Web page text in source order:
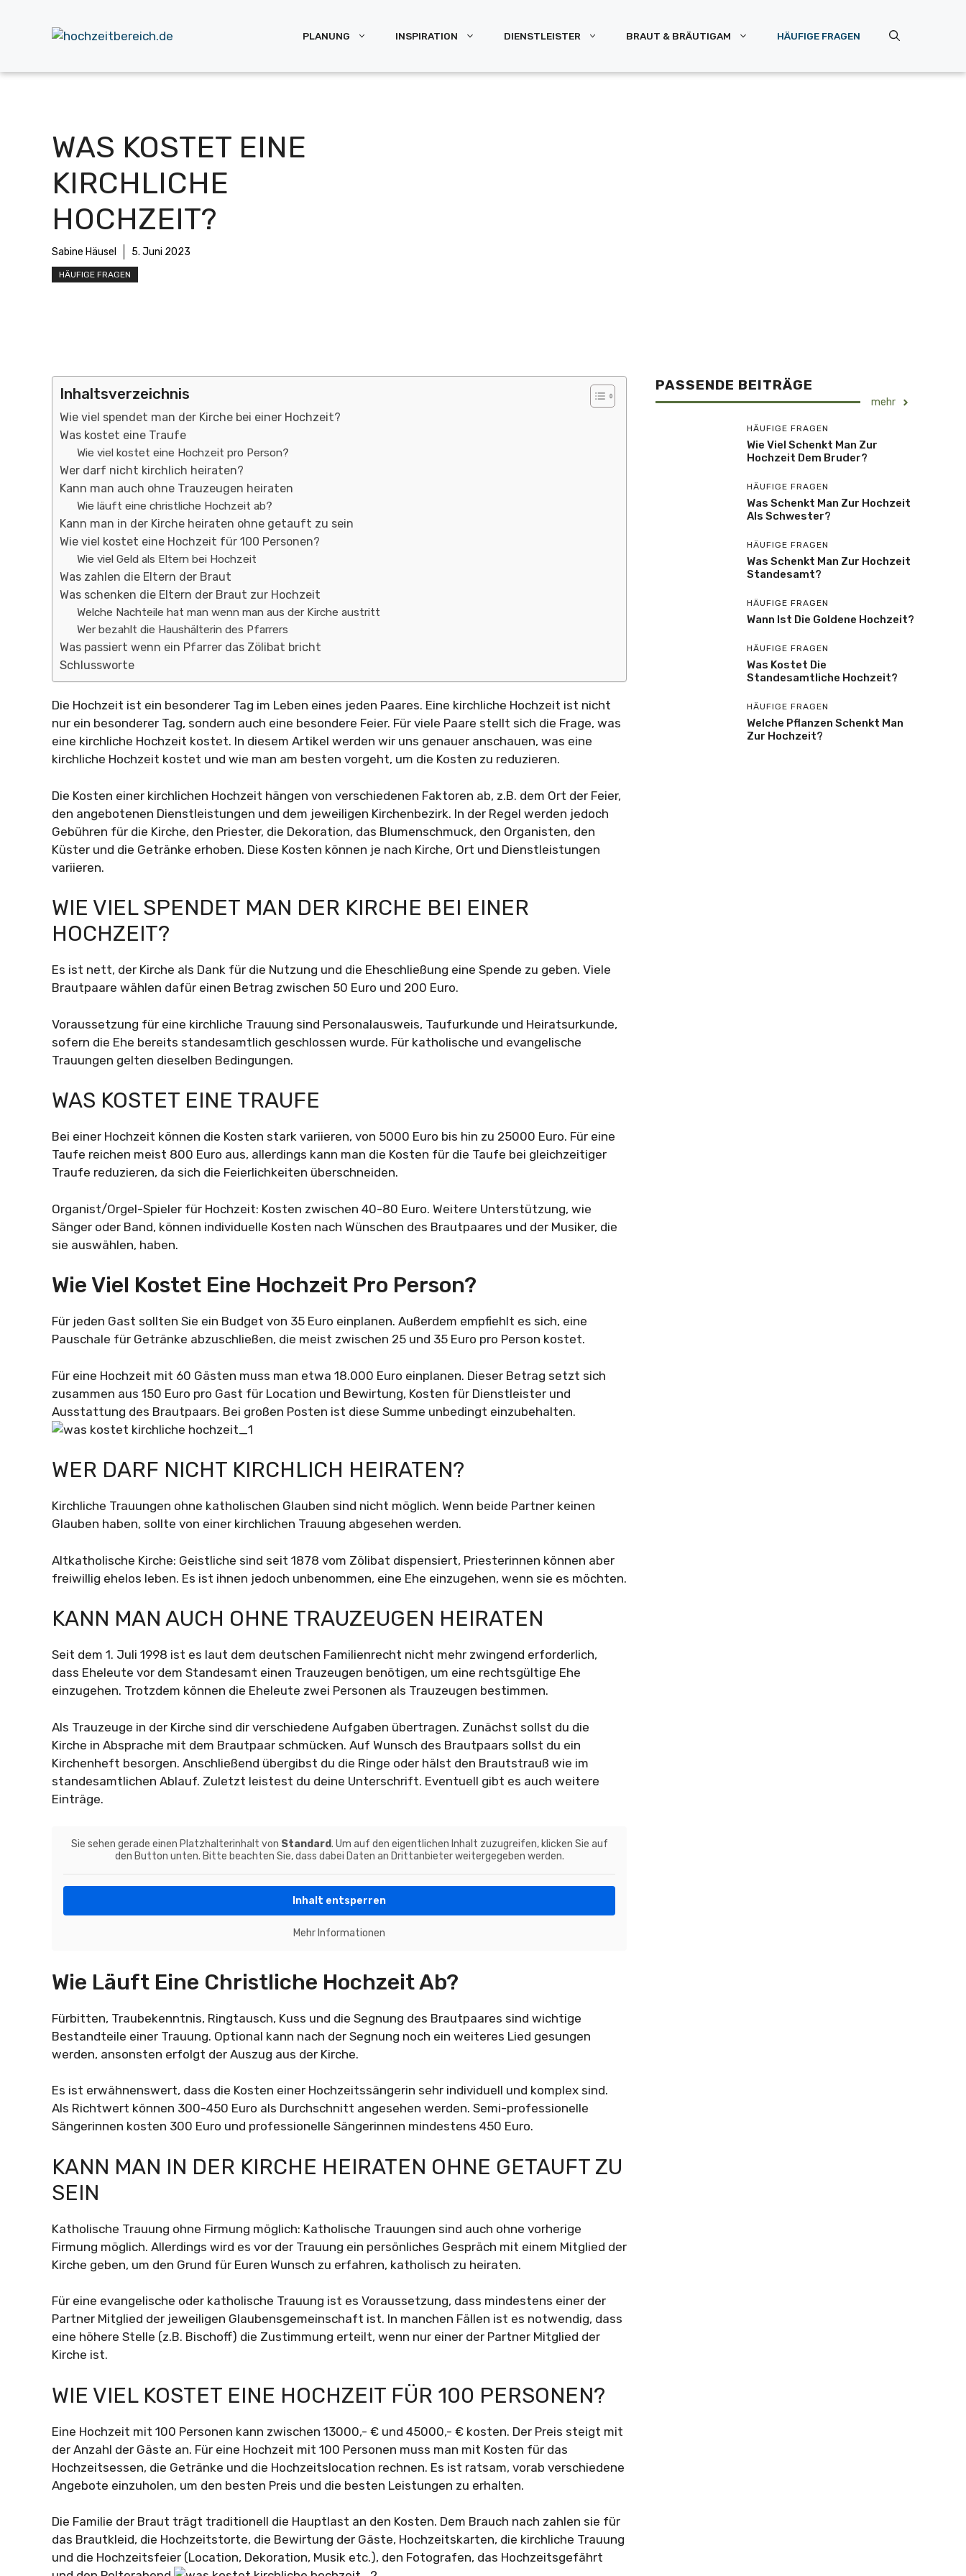
PLANUNG INSPIRATION DIENSTLEISTER BRAUT & BRÄUTIGAM HÄUFIGE FRAGEN
WAS KOSTET EINE
KIRCHLICHE
HOCHZEIT?
Sabine Häusel 5. Juni 2023
HÄUFIGE FRAGEN
Inhaltsverzeichnis
Wie viel spendet man der Kirche bei einer Hochzeit?
Was kostet eine Traufe
Wie viel kostet eine Hochzeit pro Person?
Wer darf nicht kirchlich heiraten?
Kann man auch ohne Trauzeugen heiraten
Wie läuft eine christliche Hochzeit ab?
Kann man in der Kirche heiraten ohne getauft zu sein
Wie viel kostet eine Hochzeit für 100 Personen?
Wie viel Geld als Eltern bei Hochzeit
Was zahlen die Eltern der Braut
Was schenken die Eltern der Braut zur Hochzeit
Welche Nachteile hat man wenn man aus der Kirche austritt
Wer bezahlt die Haushälterin des Pfarrers
Was passiert wenn ein Pfarrer das Zölibat bricht
Schlussworte
Die Hochzeit ist ein besonderer Tag im Leben eines jeden Paares. Eine kirchliche Hochzeit ist nicht
nur ein besonderer Tag, sondern auch eine besondere Feier. Für viele Paare stellt sich die Frage, was
eine kirchliche Hochzeit kostet. In diesem Artikel werden wir uns genauer anschauen, was eine
kirchliche Hochzeit kostet und wie man am besten vorgeht, um die Kosten zu reduzieren.
Die Kosten einer kirchlichen Hochzeit hängen von verschiedenen Faktoren ab, z.B. dem Ort der Feier,
den angebotenen Dienstleistungen und dem jeweiligen Kirchenbezirk. In der Regel werden jedoch
Gebühren für die Kirche, den Priester, die Dekoration, das Blumenschmuck, den Organisten, den
Küster und die Getränke erhoben. Diese Kosten können je nach Kirche, Ort und Dienstleistungen
variieren.
WIE VIEL SPENDET MAN DER KIRCHE BEI EINER
HOCHZEIT?
Es ist nett, der Kirche als Dank für die Nutzung und die Eheschließung eine Spende zu geben. Viele
Brautpaare wählen dafür einen Betrag zwischen 50 Euro und 200 Euro.
Voraussetzung für eine kirchliche Trauung sind Personalausweis, Taufurkunde und Heiratsurkunde,
sofern die Ehe bereits standesamtlich geschlossen wurde. Für katholische und evangelische
Trauungen gelten dieselben Bedingungen.
WAS KOSTET EINE TRAUFE
Bei einer Hochzeit können die Kosten stark variieren, von 5000 Euro bis hin zu 25000 Euro. Für eine
Taufe reichen meist 800 Euro aus, allerdings kann man die Kosten für die Taufe bei gleichzeitiger
Traufe reduzieren, da sich die Feierlichkeiten überschneiden.
Organist/Orgel-Spieler für Hochzeit: Kosten zwischen 40-80 Euro. Weitere Unterstützung, wie
Sänger oder Band, können individuelle Kosten nach Wünschen des Brautpaares und der Musiker, die
sie auswählen, haben.
Wie Viel Kostet Eine Hochzeit Pro Person?
Für jeden Gast sollten Sie ein Budget von 35 Euro einplanen. Außerdem empfiehlt es sich, eine
Pauschale für Getränke abzuschließen, die meist zwischen 25 und 35 Euro pro Person kostet.
Für eine Hochzeit mit 60 Gästen muss man etwa 18.000 Euro einplanen. Dieser Betrag setzt sich
zusammen aus 150 Euro pro Gast für Location und Bewirtung, Kosten für Dienstleister und
Ausstattung des Brautpaars. Bei großen Posten ist diese Summe unbedingt einzubehalten.
WER DARF NICHT KIRCHLICH HEIRATEN?
Kirchliche Trauungen ohne katholischen Glauben sind nicht möglich. Wenn beide Partner keinen
Glauben haben, sollte von einer kirchlichen Trauung abgesehen werden.
Altkatholische Kirche: Geistliche sind seit 1878 vom Zölibat dispensiert, Priesterinnen können aber
freiwillig ehelos leben. Es ist ihnen jedoch unbenommen, eine Ehe einzugehen, wenn sie es möchten.
KANN MAN AUCH OHNE TRAUZEUGEN HEIRATEN
Seit dem 1. Juli 1998 ist es laut dem deutschen Familienrecht nicht mehr zwingend erforderlich,
dass Eheleute vor dem Standesamt einen Trauzeugen benötigen, um eine rechtsgültige Ehe
einzugehen. Trotzdem können die Eheleute zwei Personen als Trauzeugen bestimmen.
Als Trauzeuge in der Kirche sind dir verschiedene Aufgaben übertragen. Zunächst sollst du die
Kirche in Absprache mit dem Brautpaar schmücken. Auf Wunsch des Brautpaars sollst du ein
Kirchenheft besorgen. Anschließend übergibst du die Ringe oder hälst den Brautstrauß wie im
standesamtlichen Ablauf. Zuletzt leistest du deine Unterschrift. Eventuell gibt es auch weitere
Einträge.
Sie sehen gerade einen Platzhalterinhalt von Standard. Um auf den eigentlichen Inhalt zuzugreifen, klicken Sie auf
den Button unten. Bitte beachten Sie, dass dabei Daten an Drittanbieter weitergegeben werden.
Inhalt entsperren
Mehr Informationen
Wie Läuft Eine Christliche Hochzeit Ab?
Fürbitten, Traubekenntnis, Ringtausch, Kuss und die Segnung des Brautpaares sind wichtige
Bestandteile einer Trauung. Optional kann nach der Segnung noch ein weiteres Lied gesungen
werden, ansonsten erfolgt der Auszug aus der Kirche.
Es ist erwähnenswert, dass die Kosten einer Hochzeitssängerin sehr individuell und komplex sind.
Als Richtwert können 300-450 Euro als Durchschnitt angesehen werden. Semi-professionelle
Sängerinnen kosten 300 Euro und professionelle Sängerinnen mindestens 450 Euro.
KANN MAN IN DER KIRCHE HEIRATEN OHNE GETAUFT ZU
SEIN
Katholische Trauung ohne Firmung möglich: Katholische Trauungen sind auch ohne vorherige
Firmung möglich. Allerdings wird es vor der Trauung ein persönliches Gespräch mit einem Mitglied der
Kirche geben, um den Grund für Euren Wunsch zu erfahren, katholisch zu heiraten.
Für eine evangelische oder katholische Trauung ist es Voraussetzung, dass mindestens einer der
Partner Mitglied der jeweiligen Glaubensgemeinschaft ist. In manchen Fällen ist es notwendig, dass
eine höhere Stelle (z.B. Bischoff) die Zustimmung erteilt, wenn nur einer der Partner Mitglied der
Kirche ist.
WIE VIEL KOSTET EINE HOCHZEIT FÜR 100 PERSONEN?
Eine Hochzeit mit 100 Personen kann zwischen 13000,- € und 45000,- € kosten. Der Preis steigt mit
der Anzahl der Gäste an. Für eine Hochzeit mit 100 Personen muss man mit Kosten für das
Hochzeitsessen, die Getränke und die Hochzeitslocation rechnen. Es ist ratsam, vorab verschiedene
Angebote einzuholen, um den besten Preis und die besten Leistungen zu erhalten.
Die Familie der Braut trägt traditionell die Hauptlast an den Kosten. Dem Brauch nach zahlen sie für
das Brautkleid, die Hochzeitstorte, die Bewirtung der Gäste, Hochzeitskarten, die kirchliche Trauung
und die Hochzeitsfeier (Location, Dekoration, Musik etc.), den Fotografen, das Hochzeitsgefährt
PASSENDE BEITRÄGE
mehr
HÄUFIGE FRAGEN
Wie Viel Schenkt Man Zur
Hochzeit Dem Bruder?
HÄUFIGE FRAGEN
Was Schenkt Man Zur Hochzeit
Als Schwester?
HÄUFIGE FRAGEN
Was Schenkt Man Zur Hochzeit
Standesamt?
HÄUFIGE FRAGEN
Wann Ist Die Goldene Hochzeit?
HÄUFIGE FRAGEN
Was Kostet Die
Standesamtliche Hochzeit?
HÄUFIGE FRAGEN
Welche Pflanzen Schenkt Man
Zur Hochzeit?